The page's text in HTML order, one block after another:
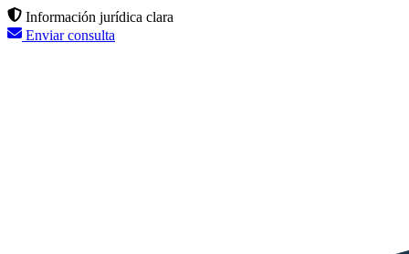
Información jurídica clara
Enviar consulta